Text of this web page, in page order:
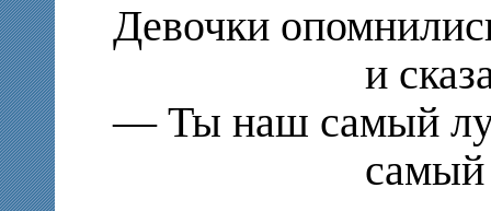
Девочки
и сказали
— Ты наш самый
самый